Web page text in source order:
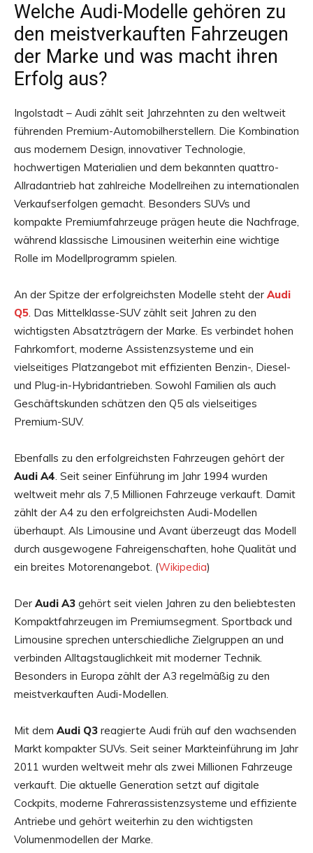
Welche Audi-Modelle gehören zu
den meistverkauften Fahrzeugen
der Marke und was macht ihren
Erfolg aus?
Ingolstadt – Audi zählt seit Jahrzehnten zu den weltweit
führenden Premium-Automobilherstellern. Die Kombination
aus modernem Design, innovativer Technologie,
hochwertigen Materialien und dem bekannten quattro-
Allradantrieb hat zahlreiche Modellreihen zu internationalen
Verkaufserfolgen gemacht. Besonders SUVs und
kompakte Premiumfahrzeuge prägen heute die Nachfrage,
während klassische Limousinen weiterhin eine wichtige
Rolle im Modellprogramm spielen.
An der Spitze der erfolgreichsten Modelle steht der Audi
Q5. Das Mittelklasse-SUV zählt seit Jahren zu den
wichtigsten Absatzträgern der Marke. Es verbindet hohen
Fahrkomfort, moderne Assistenzsysteme und ein
vielseitiges Platzangebot mit effizienten Benzin-, Diesel-
und Plug-in-Hybridantrieben. Sowohl Familien als auch
Geschäftskunden schätzen den Q5 als vielseitiges
Premium-SUV.
Ebenfalls zu den erfolgreichsten Fahrzeugen gehört der
Audi A4. Seit seiner Einführung im Jahr 1994 wurden
weltweit mehr als 7,5 Millionen Fahrzeuge verkauft. Damit
zählt der A4 zu den erfolgreichsten Audi-Modellen
überhaupt. Als Limousine und Avant überzeugt das Modell
durch ausgewogene Fahreigenschaften, hohe Qualität und
ein breites Motorenangebot. (Wikipedia)
Der Audi A3 gehört seit vielen Jahren zu den beliebtesten
Kompaktfahrzeugen im Premiumsegment. Sportback und
Limousine sprechen unterschiedliche Zielgruppen an und
verbinden Alltagstauglichkeit mit moderner Technik.
Besonders in Europa zählt der A3 regelmäßig zu den
meistverkauften Audi-Modellen.
Mit dem Audi Q3 reagierte Audi früh auf den wachsenden
Markt kompakter SUVs. Seit seiner Markteinführung im Jahr
2011 wurden weltweit mehr als zwei Millionen Fahrzeuge
verkauft. Die aktuelle Generation setzt auf digitale
Cockpits, moderne Fahrerassistenzsysteme und effiziente
Antriebe und gehört weiterhin zu den wichtigsten
Volumenmodellen der Marke.